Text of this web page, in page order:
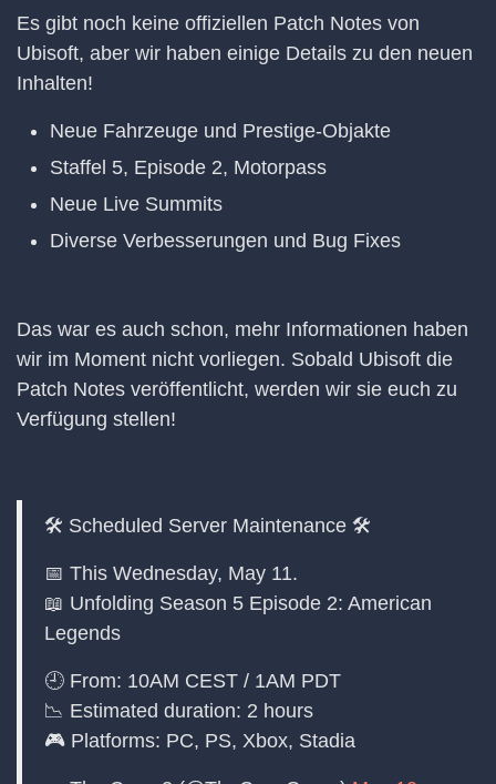
Es gibt noch keine offiziellen Patch Notes von
Ubisoft, aber wir haben einige Details zu den neuen
Inhalten!
Neue Fahrzeuge und Prestige-Objakte
Staffel 5, Episode 2, Motorpass
Neue Live Summits
Diverse Verbesserungen und Bug Fixes
Das war es auch schon, mehr Informationen haben
wir im Moment nicht vorliegen. Sobald Ubisoft die
Patch Notes veröffentlicht, werden wir sie euch zu
Verfügung stellen!
🛠 Scheduled Server Maintenance 🛠
📅 This Wednesday, May 11.
📖 Unfolding Season 5 Episode 2: American
Legends
🕘 From: 10AM CEST / 1AM PDT
📉 Estimated duration: 2 hours
🎮 Platforms: PC, PS, Xbox, Stadia